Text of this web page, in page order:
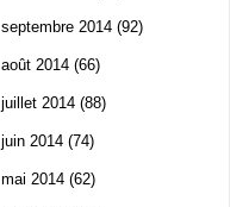
septembre 2014 (92)
août 2014 (66)
juillet 2014 (88)
juin 2014 (74)
mai 2014 (62)